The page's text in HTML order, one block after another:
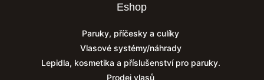
Eshop
Paruky, příčesky a culíky
Vlasové systémy/náhrady
Lepidla, kosmetika a příslušenství pro paruky.
Prodej vlasů